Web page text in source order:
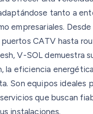
tanto a
empresariales.
CATV hasta
V-SOL demuestra
la eficiencia
Son equipos ideales
que buscan
instalaciones.